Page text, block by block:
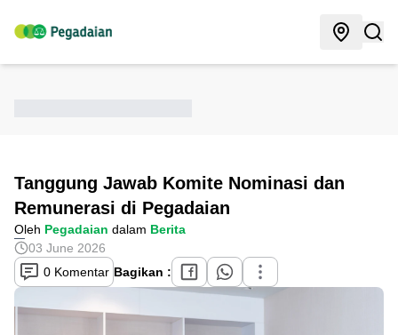
Tanggung Jawab Komite Nominasi dan
Remunerasi di Pegadaian
Oleh Pegadaian dalam Berita
03 June 2026
0 Komentar Bagikan :